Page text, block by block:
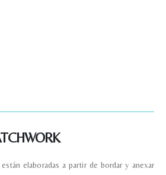
están elaboradas a partir de bordar y anexar